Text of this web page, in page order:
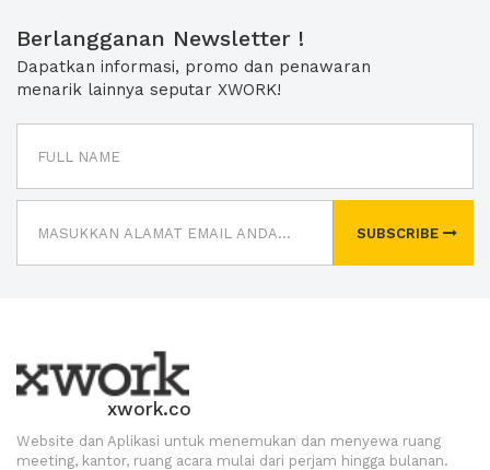
Berlangganan Newsletter !
Dapatkan informasi, promo dan penawaran
menarik lainnya seputar XWORK!
SUBSCRIBE
xwork.co
Website dan Aplikasi untuk menemukan dan menyewa ruang
meeting, kantor, ruang acara mulai dari perjam hingga bulanan.